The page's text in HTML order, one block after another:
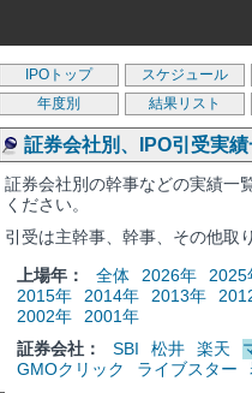
IPOトップ スケジュール
年度別
結果リスト
証券会社別、IPO引受実
証券会社別の幹事などの実績一
ください。
引受は主幹事、幹事、その他取
上場年：
全体 2026年 2025
2015年
2014年 2013年
2002年
2001年
証券会社：
SBI 松井 楽天
GMOクリック
ライブスター